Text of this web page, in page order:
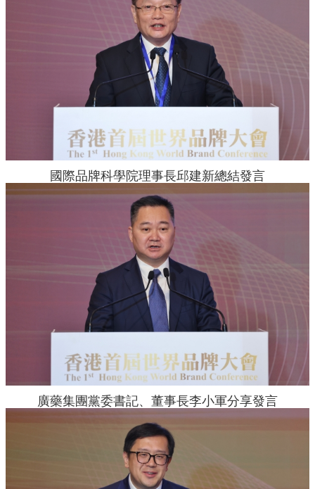
國際品牌科學院理事長邱建新總結發言
廣藥集團黨委書記、董事長李小軍分享發言